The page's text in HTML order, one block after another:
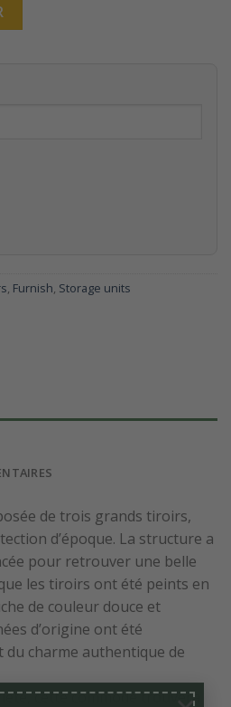
, Furnish, Storage units
de trois grands tiroirs,
d’époque. La structure a
pour retrouver une belle
les tiroirs ont été peints en
de couleur douce et
d’origine ont été
charme authentique de
cette commode trouvera